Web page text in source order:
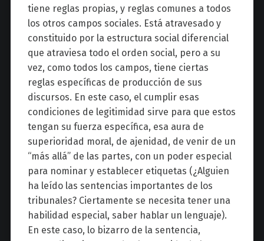
tiene reglas propias, y reglas comunes a todos
los otros campos sociales. Está atravesado y
constituido por la estructura social diferencial
que atraviesa todo el orden social, pero a su
vez, como todos los campos, tiene ciertas
reglas específicas de producción de sus
discursos. En este caso, el cumplir esas
condiciones de legitimidad sirve para que estos
tengan su fuerza específica, esa aura de
superioridad moral, de ajenidad, de venir de un
“más allá” de las partes, con un poder especial
para nominar y establecer etiquetas (¿Alguien
ha leído las sentencias importantes de los
tribunales? Ciertamente se necesita tener una
habilidad especial, saber hablar un lenguaje).
En este caso, lo bizarro de la sentencia,